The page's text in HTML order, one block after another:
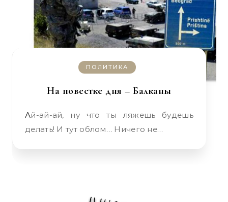
ПОЛИТИКА
На повестке дня – Балканы
Ай-ай-ай, ну что ты ляжешь будешь
делать! И тут облом… Ничего не…